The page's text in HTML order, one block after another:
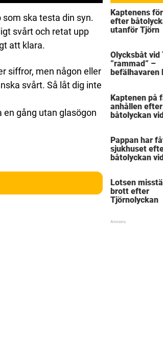
ska testa din syn.
svårt och retat upp
att klara.
siffror, men någon eller
svårt. Så låt dig inte
gång utan glasögon
Kaptenens
efter
utanför Tjörn
Olycksbåt vid
”rammad” –
befälhavaren
Kaptenen på
anhållen efter
båtolyckan
Pappan har
sjukhuset
båtolyckan
Lotsen
brott efter
Tjörnolyckan